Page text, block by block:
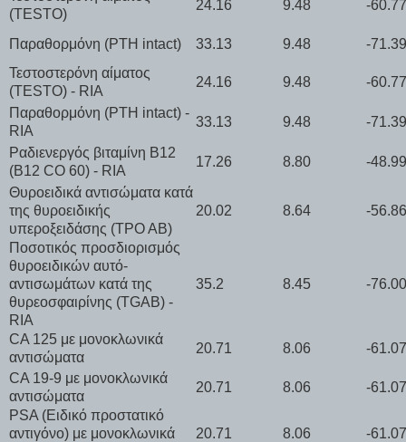
(TESTO)
24.16 9.48 -
Παραθορμόνη (PTH intact) 33.13 9.48
-
Τεστοστερόνη αίματος
(TESTO) - RIA
24.16 9.48
-
Παραθορμόνη (PTH intact) -
RIA
33.13 9.48
-
Ραδιενεργός βιταμίνη Β12
(Β12 CO 60) - RIA
17.26 8.80
-
Θυροειδικά αντισώματα κατά
της θυροειδικής
υπεροξειδάσης (ΤΡΟ ΑΒ)
20.02 8.64 -
Ποσοτικός προσδιορισμός
θυροειδικών αυτό-
αντισωμάτων κατά της
θυρεοσφαιρίνης (TGAB) -
RIA
35.2 8.45 -
CA 125 με μονοκλωνικά
αντισώματα
20.71 8.06
-
CA 19-9 με μονοκλωνικά
αντισώματα
20.71 8.06
-
PSA (Ειδικό προστατικό
αντιγόνο) με μονοκλωνικά
20.71 8.06 -